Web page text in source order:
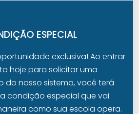
ESPECIAL
exclusiva! Ao entrar
hoje para solicitar uma
do nosso sistema, você terá
condição especial que vai
como sua escola opera.